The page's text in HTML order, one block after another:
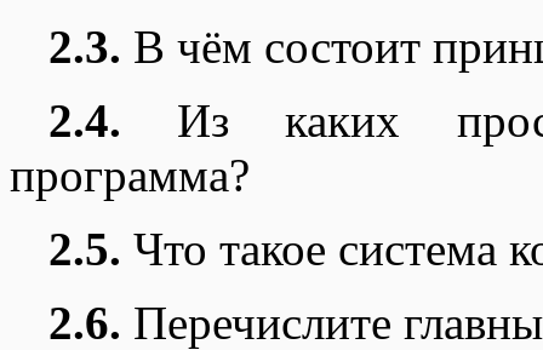
2.3. В чём состоит
2.4. Из каких
программа?
2.5. Что такое система
2.6. Перечислите